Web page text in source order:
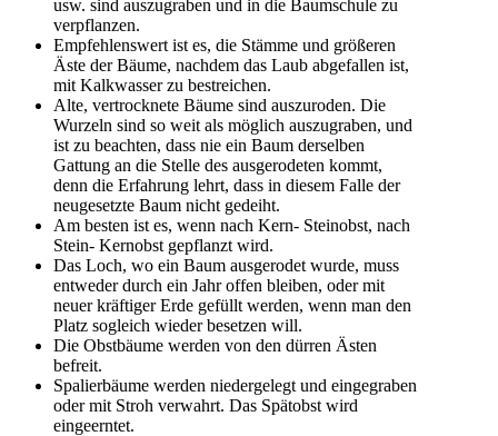
usw. sind auszugraben und in die Baumschule zu
verpflanzen.
Empfehlenswert ist es, die Stämme und größeren
Äste der Bäume, nachdem das Laub abgefallen ist,
mit Kalkwasser zu bestreichen.
Alte, vertrocknete Bäume sind auszuroden. Die
Wurzeln sind so weit als möglich auszugraben, und
ist zu beachten, dass nie ein Baum derselben
Gattung an die Stelle des ausgerodeten kommt,
denn die Erfahrung lehrt, dass in diesem Falle der
neugesetzte Baum nicht gedeiht.
Am besten ist es, wenn nach Kern- Steinobst, nach
Stein- Kernobst gepflanzt wird.
Das Loch, wo ein Baum ausgerodet wurde, muss
entweder durch ein Jahr offen bleiben, oder mit
neuer kräftiger Erde gefüllt werden, wenn man den
Platz sogleich wieder besetzen will.
Die Obstbäume werden von den dürren Ästen
befreit.
Spalierbäume werden niedergelegt und eingegraben
oder mit Stroh verwahrt. Das Spätobst wird
eingeerntet.